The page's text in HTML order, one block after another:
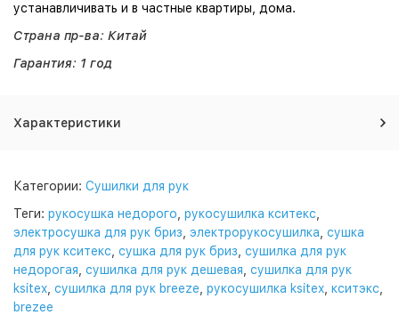
устанавличивать и в частные квартиры, дома.
Страна пр-ва: Китай
Гарантия: 1 год
Характеристики
Категории: Сушилки для рук
Теги: рукосушка недорого рукосушилка кситекс
электросушка для рук бриз электрорукосушилка сушка
для рук кситекс сушка для рук бриз сушилка для рук
недорогая сушилка для рук дешевая сушилка для рук
ksitex сушилка для рук breeze рукосушилка ksitex кситэкс
brezee